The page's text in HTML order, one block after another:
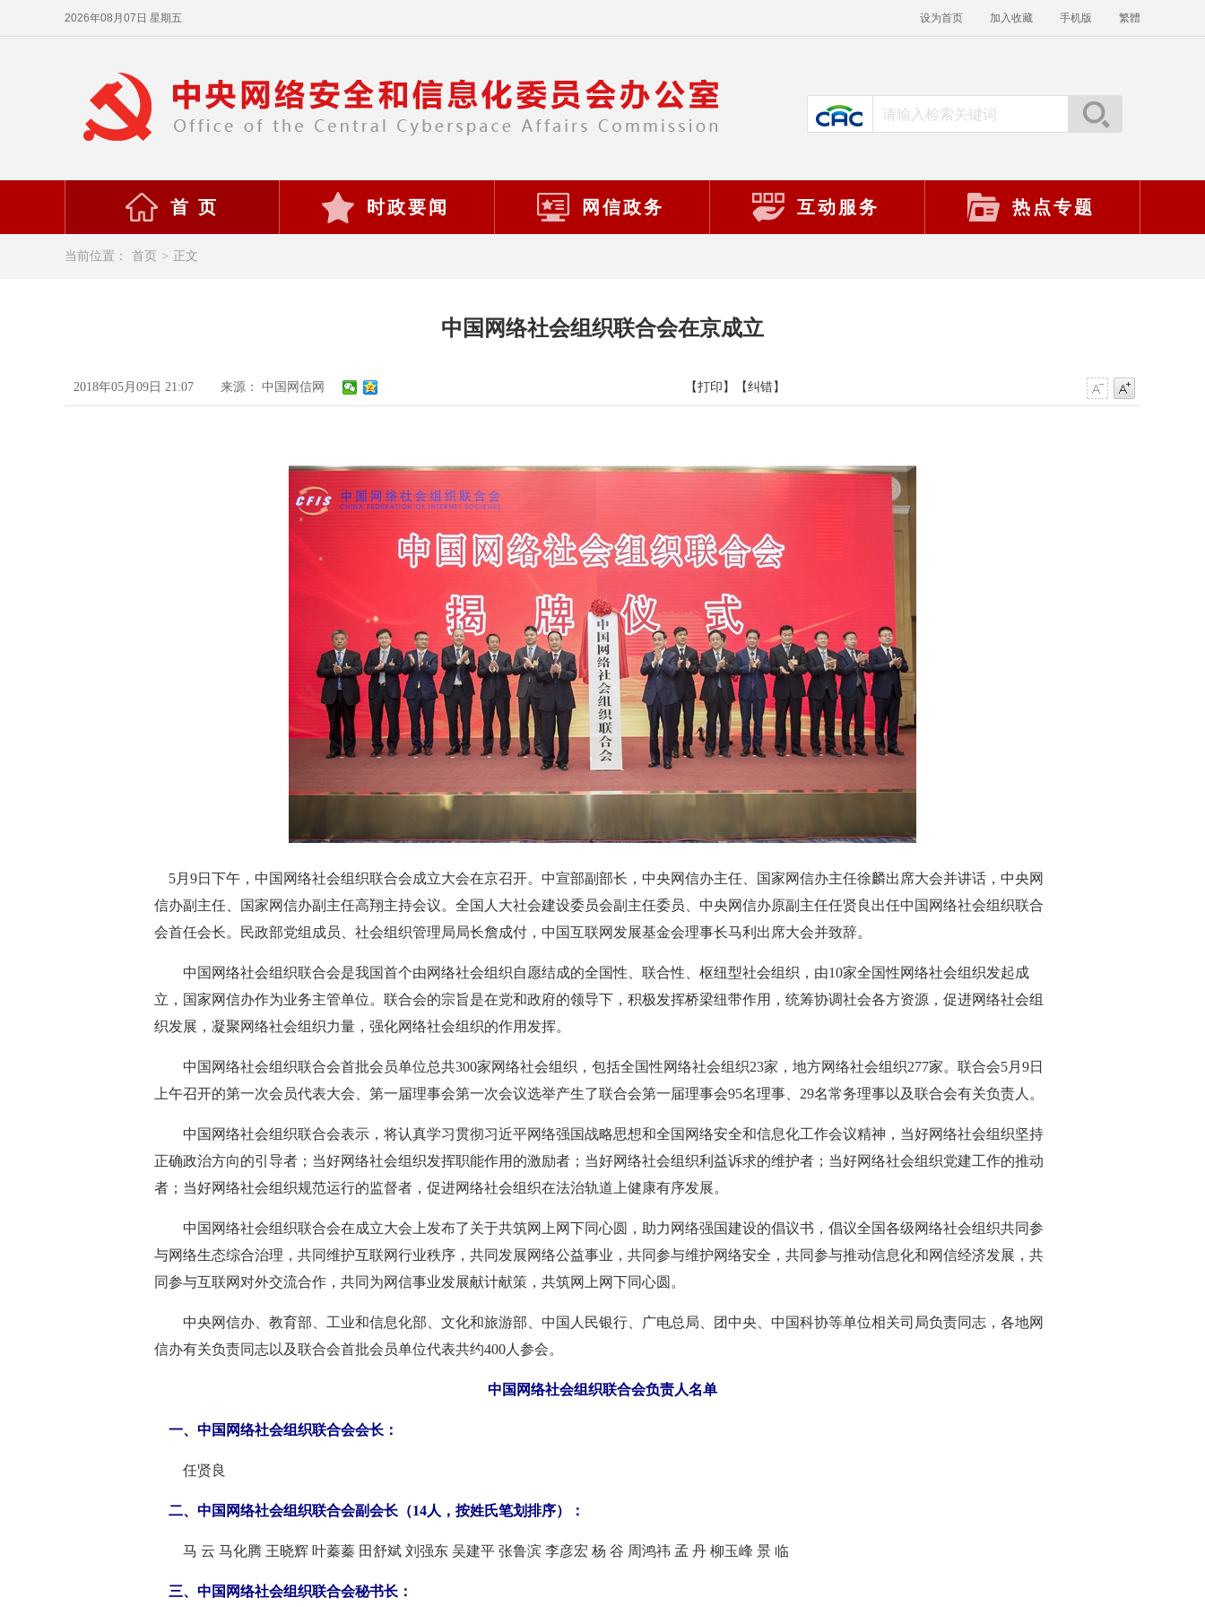
2026年08月07日 星期五 设为首页 加入收藏 手机版 繁體
首 页 时政要闻 网信政务 互动服务 热点专题
当前位置： 首页 > 正文
中国网络社会组织联合会在京成立
2018年05月09日 21:07 来源： 中国网信网 【打印】 【纠错】
5月9日下午，中国网络社会组织联合会成立大会在京召开。中宣部副部长，中央网信办主任、国家网信办主任徐麟出席大会并讲话，中央网
信办副主任、国家网信办副主任高翔主持会议。全国人大社会建设委员会副主任委员、中央网信办原副主任任贤良出任中国网络社会组织联合
会首任会长。民政部党组成员、社会组织管理局局长詹成付，中国互联网发展基金会理事长马利出席大会并致辞。
中国网络社会组织联合会是我国首个由网络社会组织自愿结成的全国性、联合性、枢纽型社会组织，由10家全国性网络社会组织发起成
立，国家网信办作为业务主管单位。联合会的宗旨是在党和政府的领导下，积极发挥桥梁纽带作用，统筹协调社会各方资源，促进网络社会组
织发展，凝聚网络社会组织力量，强化网络社会组织的作用发挥。
中国网络社会组织联合会首批会员单位总共300家网络社会组织，包括全国性网络社会组织23家，地方网络社会组织277家。联合会5月9日
上午召开的第一次会员代表大会、第一届理事会第一次会议选举产生了联合会第一届理事会95名理事、29名常务理事以及联合会有关负责人。
中国网络社会组织联合会表示，将认真学习贯彻习近平网络强国战略思想和全国网络安全和信息化工作会议精神，当好网络社会组织坚持
正确政治方向的引导者；当好网络社会组织发挥职能作用的激励者；当好网络社会组织利益诉求的维护者；当好网络社会组织党建工作的推动
者；当好网络社会组织规范运行的监督者，促进网络社会组织在法治轨道上健康有序发展。
中国网络社会组织联合会在成立大会上发布了关于共筑网上网下同心圆，助力网络强国建设的倡议书，倡议全国各级网络社会组织共同参
与网络生态综合治理，共同维护互联网行业秩序，共同发展网络公益事业，共同参与维护网络安全，共同参与推动信息化和网信经济发展，共
同参与互联网对外交流合作，共同为网信事业发展献计献策，共筑网上网下同心圆。
中央网信办、教育部、工业和信息化部、文化和旅游部、中国人民银行、广电总局、团中央、中国科协等单位相关司局负责同志，各地网
信办有关负责同志以及联合会首批会员单位代表共约400人参会。
中国网络社会组织联合会负责人名单
一、中国网络社会组织联合会会长：
任贤良
二、中国网络社会组织联合会副会长（14人，按姓氏笔划排序）：
马 云 马化腾 王晓辉 叶蓁蓁 田舒斌 刘强东 吴建平 张鲁滨 李彦宏 杨 谷 周鸿祎 孟 丹 柳玉峰 景 临
三、中国网络社会组织联合会秘书长：